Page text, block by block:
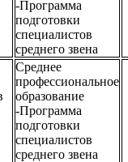
-Программа
подготовки
специалистов
среднего звена
Среднее
профессиональное
образование
-Программа
подготовки
специалистов
среднего звена